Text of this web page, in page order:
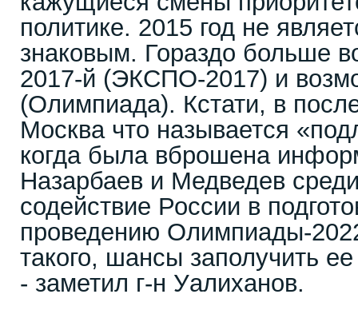
политике. 2015 год не
знаковым. Гораздо больше
2017-й (ЭКСПО-2017) и
(Олимпиада). Кстати, в
Москва что называется
когда была вброшена
Назарбаев и Медведев
содействие России в
проведению Олимпиады-
такого, шансы заполучить
- заметил г-н Уалиханов.